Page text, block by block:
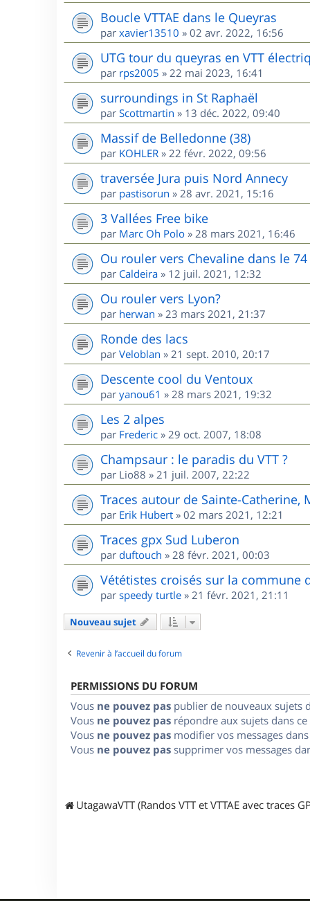
Boucle VTTAE dans le Queyras
par xavier13510 » 02 avr. 2022, 16:56
UTG tour du queyras en VTT
par rps2005 » 22 mai 2023, 16:41
surroundings in St Raphaël
par Scottmartin » 13 déc. 2022, 09:40
Massif de Belledonne (38)
par KOHLER » 22 févr. 2022, 09:56
traversée Jura puis Nord Annecy
par pastisorun » 28 avr. 2021, 15:16
3 Vallées Free bike
par Marc Oh Polo » 28 mars 2021, 16:46
Ou rouler vers Chevaline dans le 74
par Caldeira » 12 juil. 2021, 12:32
Ou rouler vers Lyon?
par herwan » 23 mars 2021, 21:37
Ronde des lacs
par Veloblan » 21 sept. 2010, 20:17
Descente cool du Ventoux
par yanou61 » 28 mars 2021, 19:32
Les 2 alpes
par Frederic » 29 oct. 2007, 18:08
Champsaur : le paradis du VTT ?
par Lio88 » 21 juil. 2007, 22:22
Traces autour de Sainte-Catherine,
par Erik Hubert » 02 mars 2021, 12:21
Traces gpx Sud Luberon
par duftouch » 28 févr. 2021, 00:03
Vététistes croisés sur la commune
par speedy turtle » 21 févr. 2021, 21:11
Nouveau sujet
Revenir à l’accueil du forum
PERMISSIONS DU FORUM
Vous ne pouvez pas publier de nouveaux sujets
Vous ne pouvez pas répondre aux sujets dans
Vous ne pouvez pas modifier vos messages
Vous ne pouvez pas supprimer vos messages
UtagawaVTT (Randos VTT et VTTAE avec traces